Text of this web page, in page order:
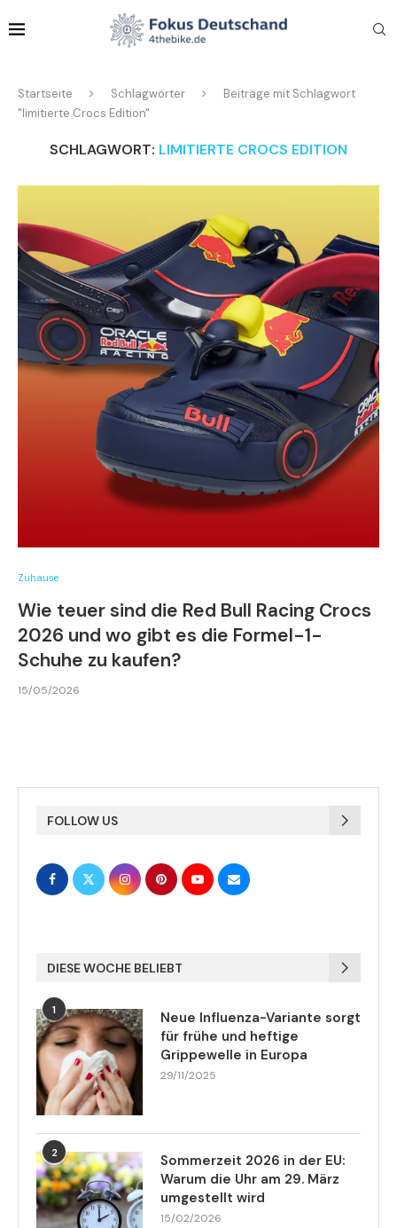
Startseite Schlagwörter
Beiträge mit Schlagwort
"limitierte Crocs Edition"
SCHLAGWORT: LIMITIERTE CROCS EDITION
Zuhause
Wie teuer sind die Red Bull Racing Crocs
2026 und wo gibt es die Formel-1-
Schuhe zu kaufen?
15/05/2026
FOLLOW US
DIESE WOCHE BELIEBT
1
Neue Influenza-Variante sorgt
für frühe und heftige
Grippewelle in Europa
29/11/2025
2
Sommerzeit 2026 in der EU:
Warum die Uhr am 29. März
umgestellt wird
15/02/2026